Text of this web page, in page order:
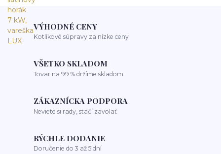
VÝHODNÉ CENY
Kotlíkové súpravy za nízke ceny
VŠETKO SKLADOM
Tovar na 99 % držíme skladom
ZÁKAZNÍCKA PODPORA
Neviete si rady, stačí zavolať
RÝCHLE DODANIE
Doručenie do 3 až 5 dní